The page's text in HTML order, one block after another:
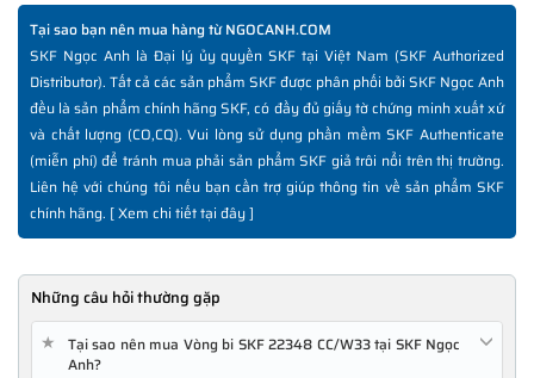
Tại sao bạn nên mua hàng từ NGOCANH.COM
SKF Ngọc Anh là Đại lý ủy quyền SKF tại Việt Nam (SKF Authorized
Distributor). Tất cả các sản phẩm SKF được phân phối bởi SKF Ngọc Anh
đều là sản phẩm chính hãng SKF, có đầy đủ giấy tờ chứng minh xuất xứ
và chất lượng (CO,CQ). Vui lòng sử dụng phần mềm SKF Authenticate
(miễn phí) để tránh mua phải sản phẩm SKF giả trôi nổi trên thị trường.
Liên hệ với chúng tôi nếu bạn cần trợ giúp thông tin về sản phẩm SKF
chính hãng. [Xem chi tiết tại đây]
Những câu hỏi thường gặp
★
Tại sao nên mua Vòng bi SKF 22348 CC/W33 tại SKF Ngọc
Anh?